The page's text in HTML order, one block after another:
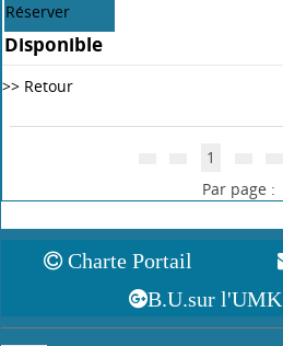
Réserver
Disponible
>> Retour
1
Par page :
Charte Portail
B.U.sur l'UMK